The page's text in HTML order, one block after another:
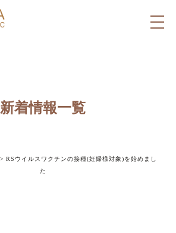
新着情報一覧
RSウイルスワクチンの接種(妊婦様対象)を始めまし
た